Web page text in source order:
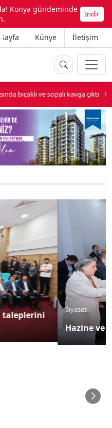
Konya gündeminde
İndir
Sayfa Künye İletişim
kar maskeli milyonluk soygun
Mardin’de